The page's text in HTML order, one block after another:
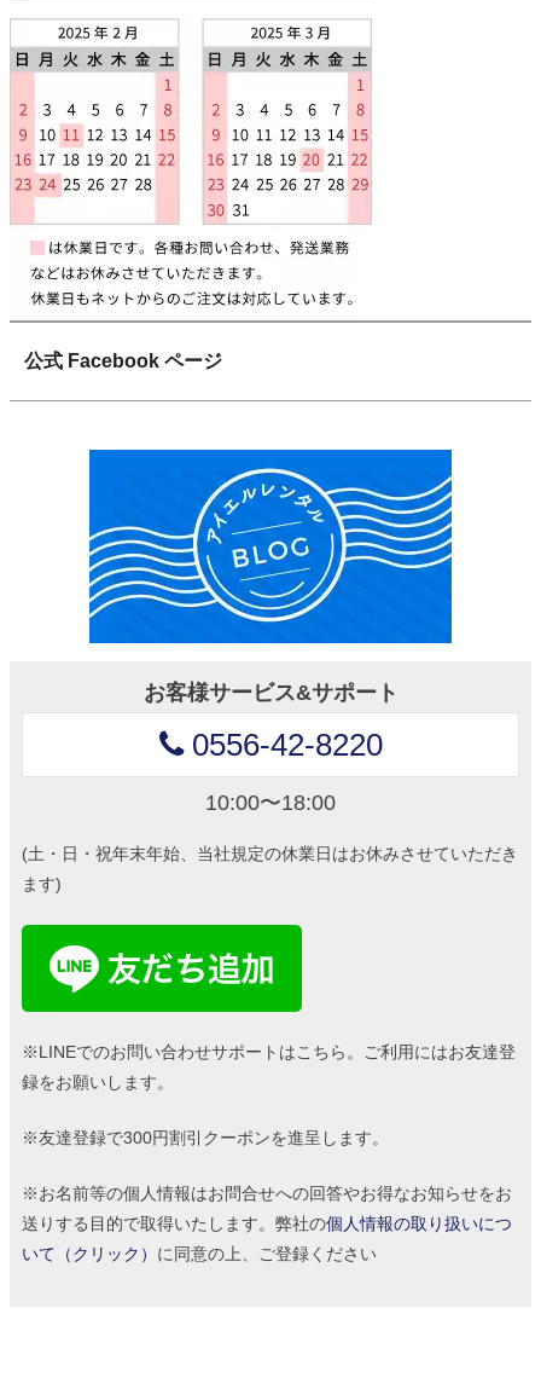
公式 Facebook ページ
お客様サービス&サポート
0556-42-8220
10:00〜18:00
(土・日・祝年末年始、当社規定の休業日はお休みさせていただき
ます)
※LINEでのお問い合わせサポートはこちら。ご利用にはお友達登
録をお願いします。
※友達登録で300円割引クーポンを進呈します。
※お名前等の個人情報はお問合せへの回答やお得なお知らせをお
送りする目的で取得いたします。弊社の個人情報の取り扱いにつ
いて（クリック） に同意の上、ご登録ください